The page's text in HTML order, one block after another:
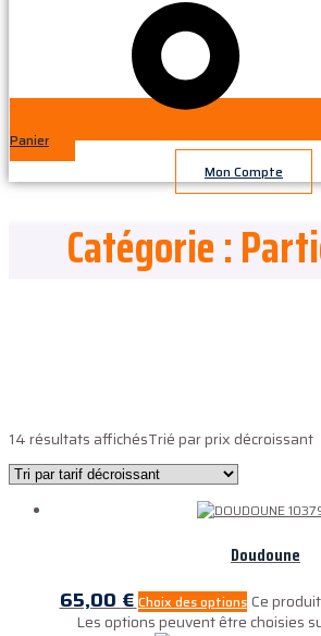
Panier
Mon Compte
Catégorie :
14 résultats affichésTrié par prix décroissant
Doudoune
65,00€ Choix des options Ce
Les options peuvent être choisies